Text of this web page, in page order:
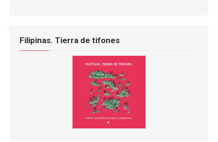
Filipinas. Tierra de tifones